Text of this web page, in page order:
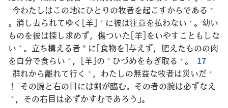
今わたしはこの地にひとりの牧者を起こすからである +
。 消し去られてゆく[羊] * に彼は注意を払わない + 。 幼い
ものを彼は探し求めず， 傷ついた[羊]をいやすこともしな
い + 。 立ち構える者 * に[食物を]与えず， 肥えたものの肉
を自分で食らい + ，[羊]の * ひづめをもぎ取る + 。
17
群れから離れて行く + ，わたしの無益な牧者は災いだ +
！ その腕と右の目には剣が臨む。その者の腕は必ずなえ
+ ，その右目は必ずかすむであろう」。